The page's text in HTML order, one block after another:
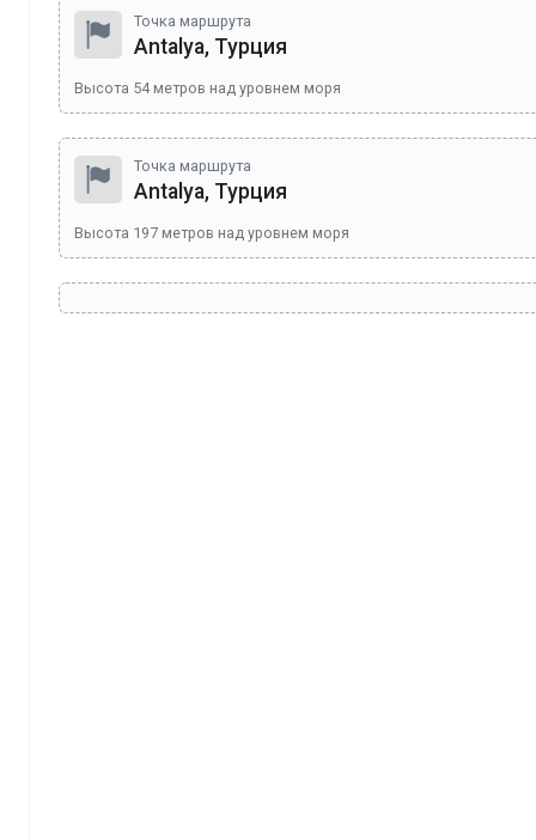
Точка маршрута
Antalya, Турция
Высота 54метров над уровнем моря
Точка маршрута
Antalya, Турция
Высота 197 метров над уровнем моря